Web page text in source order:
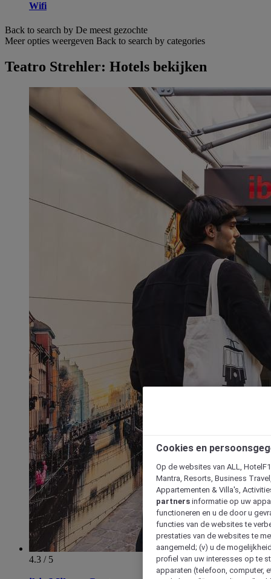
Wifi
Back to search by De meest gezochte
Meer opties weergeven Back to search by categories
Teatro Strehler: Hotels bekijken
4.3 / 5
Cookies en
Op de websites van ALL,
Mantra, Resorts, Business
Appartementen & Villa's,
partners informatie op uw
functioneren en u de door u
functies van de websites te
prestaties van de websites te
aangemeld; (v) u de
profiel van uw interesses op te
apparaten (telefoon, computer,